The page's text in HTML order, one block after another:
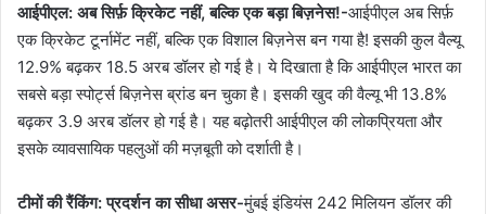
आईपीएल: अब सिर्फ़ क्रिकेट नहीं, बल्कि एक बड़ा बिज़नेस!-आईपीएल अब सिर्फ़
एक क्रिकेट टूर्नामेंट नहीं, बल्कि एक विशाल बिज़नेस बन गया है! इसकी कुल वैल्यू
12.9% बढ़कर 18.5 अरब डॉलर हो गई है। ये दिखाता है कि आईपीएल भारत का
सबसे बड़ा स्पोर्ट्स बिज़नेस ब्रांड बन चुका है। इसकी खुद की वैल्यू भी 13.8%
बढ़कर 3.9 अरब डॉलर हो गई है। यह बढ़ोतरी आईपीएल की लोकप्रियता और
इसके व्यावसायिक पहलुओं की मज़बूती को दर्शाती है।
टीमों की रैंकिंग: प्रदर्शन का सीधा असर-मुंबई इंडियंस 242 मिलियन डॉलर की